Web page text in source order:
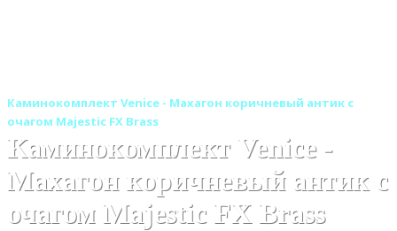
Каминокомплект Venice - Махагон коричневый антик с
очагом Majestic FX Brass
Каминокомплект Venice -
Махагон коричневый антик с
очагом Majestic FX Brass